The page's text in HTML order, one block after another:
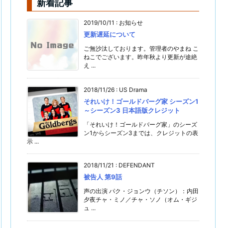
新着記事
2019/10/11 : お知らせ
更新遅延について
ご無沙汰しております。管理者のやまね こ
ねこでございます。昨年秋より更新が途絶
え ...
2018/11/26 : US Drama
それいけ！ゴールドバーグ家 シーズン1
～シーズン3 日本語版クレジット
「それいけ！ゴールドバーグ家」のシーズ
ン1からシーズン3までは、クレジットの表
示 ...
2018/11/21 : DEFENDANT
被告人 第9話
声の出演 パク・ジョンウ（チソン）：内田
夕夜チャ・ミノ／チャ・ソノ（オム・ギジ
ュ ...